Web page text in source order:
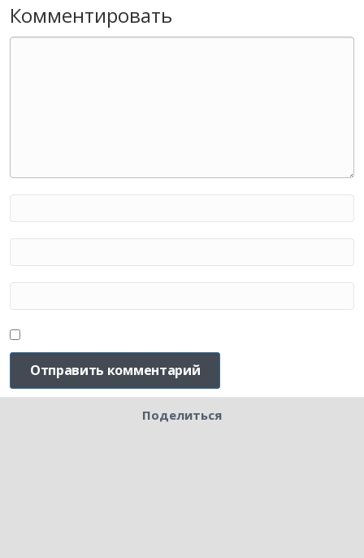
Комментировать
Поделиться